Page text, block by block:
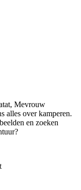
Mevrouw
alles over kamperen.
en zoeken